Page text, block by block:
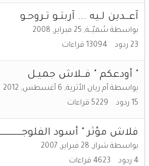
آعــدين لـيه ... آربتـو تـروحـو
بواسطة سُميّــة, 25 فبراير, 2008
23 ردود 13094 قراءات
" أودعكم " فــلاش جميـل
بواسطة أم ريان الأثرية, 6 أغسطس, 2012
15 ردود 5229 قراءات
فلاش مؤثر " أسود
بواسطة شراز, 28 فبراير, 2007
4 ردود 4623 قراءات